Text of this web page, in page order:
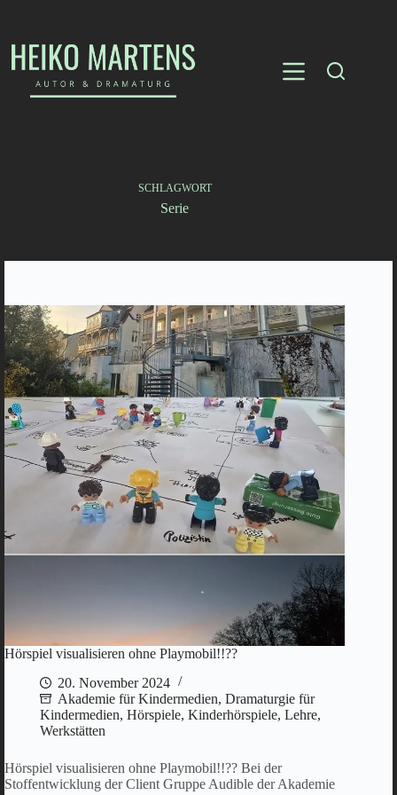
springen
SCHLAGWORT
Serie
Hörspiel visualisieren ohne Playmobil!!??
20. November 2024
Akademie für Kindermedien, Dramaturgie für
Kindermedien, Hörspiele, Kinderhörspiele, Lehre,
Werkstätten
Hörspiel visualisieren ohne Playmobil!!?? Bei der
Stoffentwicklung der Client Gruppe Audible der Akademie